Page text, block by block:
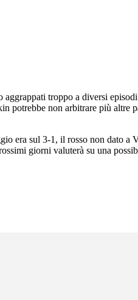
aggrappati troppo a diversi
potrebbe non arbitrare più altre
era sul 3-1, il rosso non dato a
giorni valuterà su una